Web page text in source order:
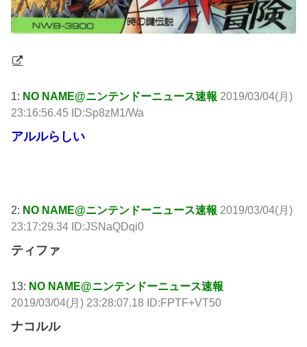
1: NO NAME@ニンテンドーニュース速報 2019/03/04(月)
23:16:56.45 ID:Sp8zM1/Wa
アルルらしい
2: NO NAME@ニンテンドーニュース速報 2019/03/04(月)
23:17:29.34 ID:JSNaQDqi0
ティファ
13: NO NAME@ニンテンドーニュース速報
2019/03/04(月) 23:28:07.18 ID:FPTF+VT50
ナコルル